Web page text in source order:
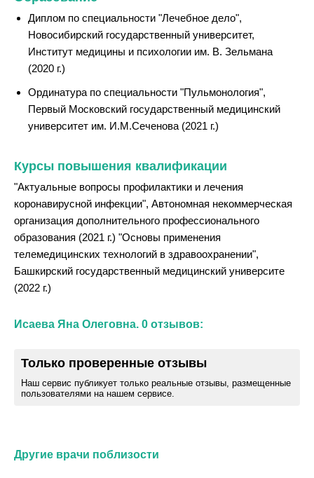
Диплом по специальности "Лечебное дело",
Новосибирский государственный университет,
Институт медицины и психологии им. В. Зельмана
(2020 г.)
Ординатура по специальности "Пульмонология",
Первый Московский государственный медицинский
университет им. И.М.Сеченова (2021 г.)
Курсы повышения квалификации
"Актуальные вопросы профилактики и лечения
коронавирусной инфекции", Автономная некоммерческая
организация дополнительного профессионального
образования (2021 г.) "Основы применения
телемедицинских технологий в здравоохранении",
Башкирский государственный медицинский университе
(2022 г.)
Исаева Яна Олеговна. 0 отзывов:
Только проверенные отзывы
Наш сервис публикует только реальные отзывы, размещенные
пользователями на нашем сервисе.
Другие врачи поблизости